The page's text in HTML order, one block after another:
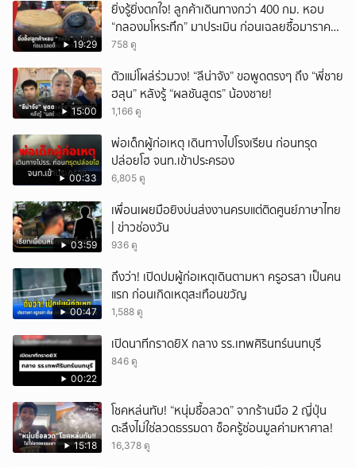
19:29
ยิ่งรู้ยิ่งตกใจ! ลูกค้าเดินทางกว่า 400 กม. หอบ
“กลองมโหระทึก” มาประเมิน ก่อนเฉลยซื้อมาราคา
เท่าไหร่?
758 ดู
15:00
ตัวแม่โผล่ร่วมวง! “ลีน่าจัง” ขอพูดตรงๆ ถึง “พี่ชาย
ฮลุน” หลังรู้ “ผลชันสูตร” น้องชาย!
1,166 ดู
00:33
พ่อเด็กผู้ก่อเหตุ เดินทางไปโรงเรียน ก่อนทรุด
ปล่อยโฮ จนท.เข้าประครอง
6,805 ดู
03:59
เพื่อนเผยมือยิงบ่นส่งงานครบแต่ติดศูนย์ภาษาไทย
| ข่าวช่องวัน
936 ดู
00:47
ถึงว่า! เปิดปมผู้ก่อเหตุเดินตามหา ครูอรสา เป็นคน
แรก ก่อนเกิดเหตุสะเทือนขวัญ
1,588 ดู
00:22
เปิดนาทีกราดยิX กลาง รร.เทพศิรินทร์นนทบุรี
846 ดู
15:18
โชคหล่นทับ! “หนุ่มซื้อลวด” จากร้านมือ 2 ญี่ปุ่น
ตะลึงไม่ใช่ลวดธรรมดา ช็อครู้ซ่อนมูลค่ามหาศาล!
16,378 ดู